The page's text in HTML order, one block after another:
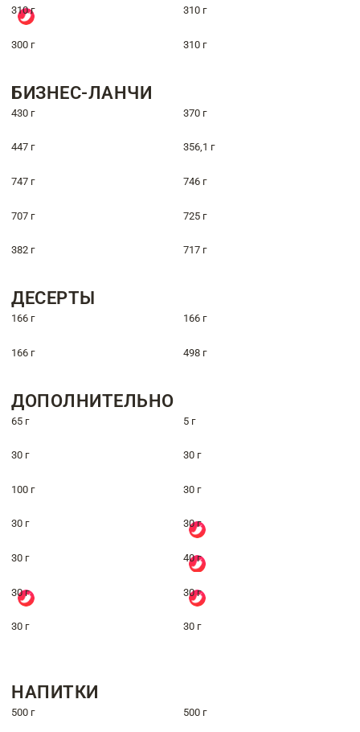
310 г 310 г
300 г 310 г
БИЗНЕС-ЛАНЧИ
430 г 370 г
447 г 356,1 г
747 г 746 г
707 г 725 г
382 г 717 г
ДЕСЕРТЫ
166 г 166 г
166 г 498 г
ДОПОЛНИТЕЛЬНО
65 г 5 г
30 г 30 г
100 г 30 г
30 г 30 г
30 г 40 г
30 г 30 г
30 г 30 г
НАПИТКИ
500 г 500 г